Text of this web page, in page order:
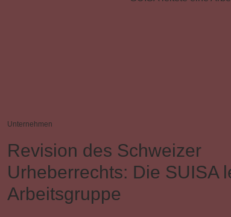
Unternehmen
Revision des Schweizer
Urheberrechts: Die SUISA
Arbeitsgruppe